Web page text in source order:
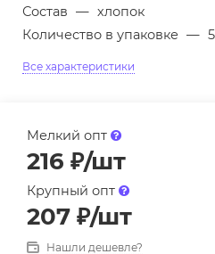
Состав — хлопок
Количество в упаковке —
Все характеристики
Мелкий опт
216 ₽/шт
Крупный опт
207 ₽/шт
Нашли дешевле?